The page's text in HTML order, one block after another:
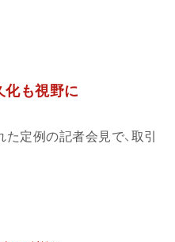
化も視野に
定例の記者会見で、取引